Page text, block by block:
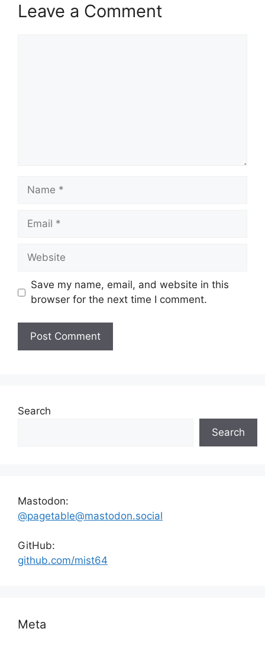
Leave a Comment
Name
Email
Website
Save my name, email, and website in this
browser for the next time I comment.
Search
Search
Mastodon:
@pagetable@mastodon.social
GitHub:
github.com/mist64
Meta